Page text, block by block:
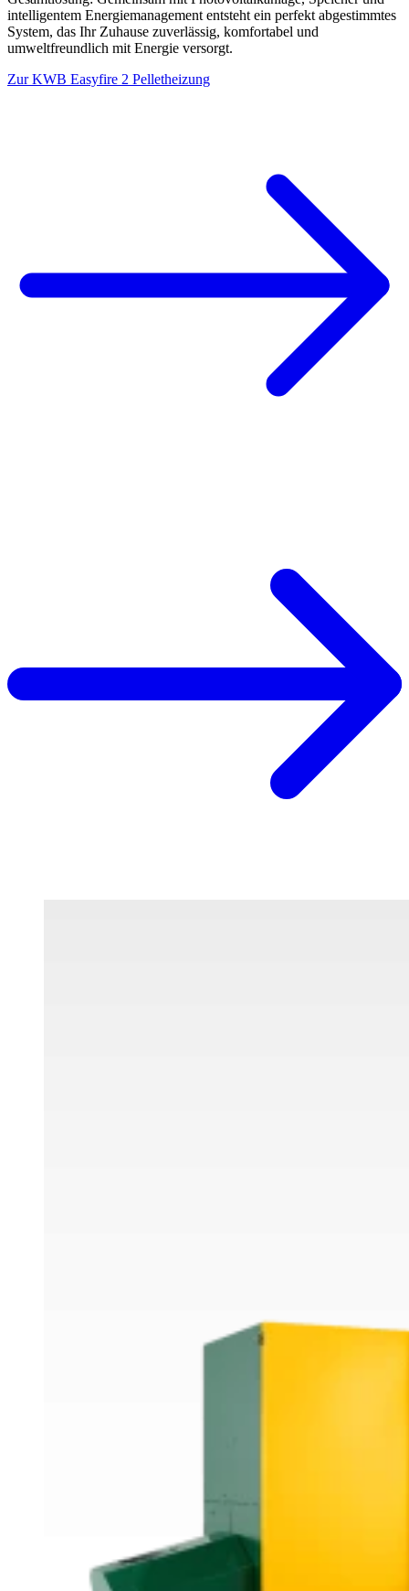
intelligentem Energiemanagement entsteht ein perfekt abgestimmtes
System, das Ihr Zuhause zuverlässig, komfortabel und
umweltfreundlich mit Energie versorgt.
Zur KWB Easyfire 2 Pelletheizung